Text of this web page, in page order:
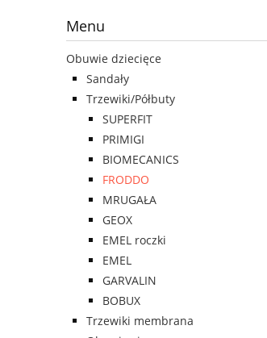
Menu
Obuwie dziecięce
Sandały
Trzewiki/Półbuty
SUPERFIT
PRIMIGI
BIOMECANICS
FRODDO
MRUGAŁA
GEOX
EMEL roczki
EMEL
GARVALIN
BOBUX
Trzewiki membrana